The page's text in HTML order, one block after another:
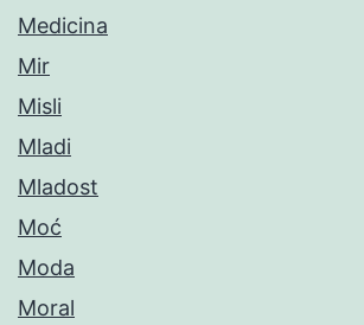
Medicina
Mir
Misli
Mladi
Mladost
Moć
Moda
Moral